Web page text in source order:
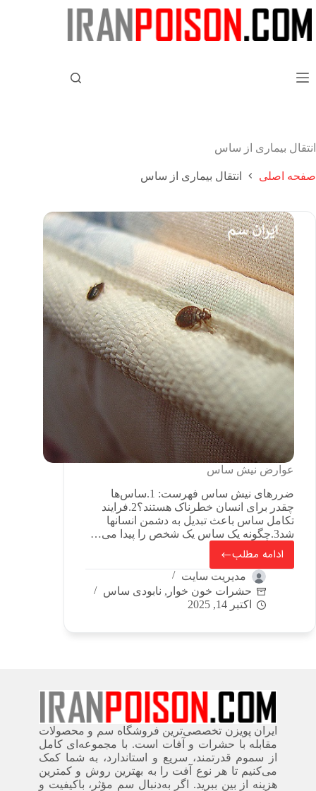
انتقال بیماری از ساس
صفحه اصلی انتقال بیماری از ساس
عوارض نیش ساس
ضررهای نیش ساس فهرست: 1.ساس‌ها
چقدر برای انسان خطرناک هستند؟2.فرایند
تکامل ساس باعث تبدیل به دشمن انسانها
شد3.چگونه یک ساس یک شخص را پیدا می…
ادامه مطلب
مدیریت سایت
حشرات خون خوار , نابودی ساس
اکتبر 14, 2025
ایران پویزن تخصصی‌ترین فروشگاه سم و محصولات
مقابله با حشرات و آفات است. با مجموعه‌ای کامل
از سموم قدرتمند، سریع‌ و استاندارد، به شما کمک
می‌کنیم تا هر نوع آفت را به بهترین روش و کمترین
هزینه از بین ببرید. اگر به‌دنبال سم مؤثر، باکیفیت و